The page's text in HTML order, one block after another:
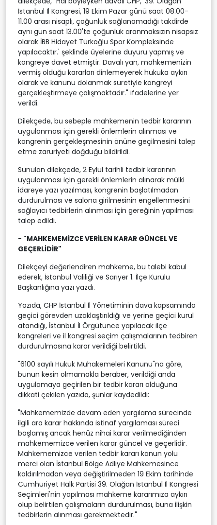
İstanbul İl Kongresi, 19 Ekim Pazar günü saat 08.00-
11.00 arası nisaplı, çoğunluk sağlanamadığı takdirde
aynı gün saat 13.00'te çoğunluk aranmaksızın nisapsız
olarak İBB Hidayet Türkoğlu Spor Kompleksinde
yapılacaktır.' şeklinde üyelerine duyuru yapmış ve
kongreye davet etmiştir. Davalı yan, mahkemenizin
vermiş olduğu kararları dinlemeyerek hukuka aykırı
olarak ve kanunu dolanmak suretiyle kongreyi
gerçekleştirmeye çalışmaktadır." ifadelerine yer
verildi.
Dilekçede, bu sebeple mahkemenin tedbir kararının
uygulanması için gerekli önlemlerin alınması ve
kongrenin gerçekleşmesinin önüne geçilmesini talep
etme zaruriyeti doğduğu bildirildi.
Sunulan dilekçede, 2 Eylül tarihli tedbir kararının
uygulanması için gerekli önlemlerin alınarak mülki
idareye yazı yazılması, kongrenin başlatılmadan
durdurulması ve salona girilmesinin engellenmesini
sağlayıcı tedbirlerin alınması için gereğinin yapılması
talep edildi.
- "MAHKEMEMİZCE VERİLEN KARAR GÜNCEL VE
GEÇERLİDİR"
Dilekçeyi değerlendiren mahkeme, bu talebi kabul
ederek, İstanbul Valiliği ve Sarıyer 1. İlçe Kurulu
Başkanlığına yazı yazdı.
Yazıda, CHP İstanbul İl Yönetiminin dava kapsamında
geçici görevden uzaklaştırıldığı ve yerine geçici kurul
atandığı, İstanbul İl Örgütünce yapılacak ilçe
kongreleri ve il kongresi seçim çalışmalarının tedbiren
durdurulmasına karar verildiği belirtildi.
"6100 sayılı Hukuk Muhakemeleri Kanunu"na göre,
bunun kesin olmamakla beraber, verildiği anda
uygulamaya geçirilen bir tedbir kararı olduğuna
dikkati çekilen yazıda, şunlar kaydedildi:
"Mahkememizde devam eden yargılama sürecinde
ilgili ara karar hakkında istinaf yargılaması süreci
başlamış ancak henüz nihai karar verilmediğinden
mahkememizce verilen karar güncel ve geçerlidir.
Mahkememizce verilen tedbir kararı kanun yolu
merci olan İstanbul Bölge Adliye Mahkemesince
kaldırılmadan veya değiştirilmeden 19 Ekim tarihinde
Cumhuriyet Halk Partisi 39. Olağan İstanbul İl Kongresi
Seçimleri'nin yapılması mahkeme kararımıza aykırı
olup belirtilen çalışmaların durdurulması, buna ilişkin
tedbirlerin alınması gerekmektedir."